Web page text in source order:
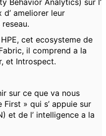
Behavior Analytics) sur l’
ameliorer leur
cet ecosysteme de
il comprend a la
et Introspect.
sur ce que va nous
» qui s’ appuie sur
et de l’ intelligence a la